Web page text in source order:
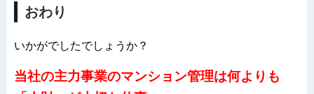
おわり
いかがでしたでしょうか？
当社の主力事業のマンション管理は何よりも